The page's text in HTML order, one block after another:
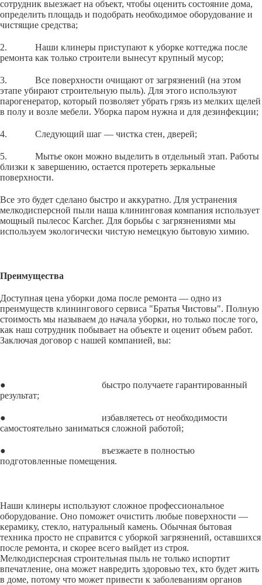
сотрудник выезжает на объект, чтобы оценить состояние дома,
определить площадь и подобрать необходимое оборудование и
чистящие средства;
2. Наши клинеры приступают к уборке коттеджа после
ремонта как только строители вынесут крупный мусор;
3. Все поверхности очищают от загрязнений (на этом
этапе убирают строительную пыль). Для этого используют
парогенератор, который позволяет убрать грязь из мелких щелей
в полу и возле мебели. Уборка паром нужна и для дезинфекции;
4. Следующий шаг — чистка стен, дверей;
5. Мытье окон можно выделить в отдельный этап. Работы
близки к завершению, остается протереть зеркальные
поверхности.
Все это будет сделано быстро и аккуратно. Для устранения
мелкодисперсной пыли наша клининговая компания использует
мощный пылесос Karcher. Для борьбы с загрязнениями мы
используем экологически чистую немецкую бытовую химию.
Преимущества
Доступная цена уборки дома после ремонта — одно из
преимуществ клинингового сервиса "Братья Чистовы". Полную
стоимость мы называем до начала уборки, но только после того,
как наш сотрудник побывает на объекте и оценит объем работ.
Заключая договор с нашей компанией, вы:
● быстро получаете гарантированный
результат;
● избавляетесь от необходимости
самостоятельно заниматься сложной работой;
● въезжаете в полностью
подготовленные помещения.
Наши клинеры используют сложное профессиональное
оборудование. Оно поможет очистить любые поверхности —
керамику, стекло, натуральный камень. Обычная бытовая
техника просто не справится с уборкой загрязнений, оставшихся
после ремонта, и скорее всего выйдет из строя.
Мелкодисперсная строительная пыль не только испортит
впечатление, она может навредить здоровью тех, кто будет жить
в доме, потому что может привести к заболеваниям органов